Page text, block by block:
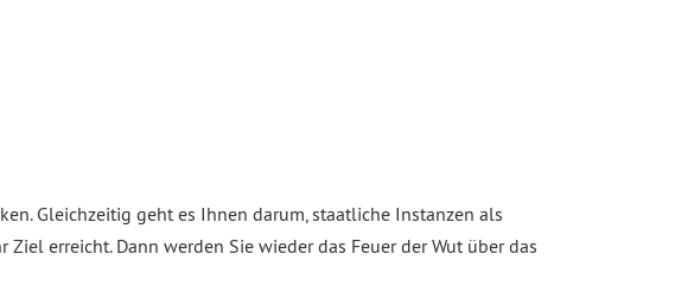
Gleichzeitig geht es Ihnen darum, staatliche Instanzen als
erreicht. Dann werden Sie wieder das Feuer der Wut über das